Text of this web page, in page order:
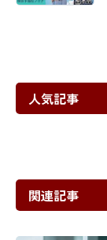
人気記事
関連記事